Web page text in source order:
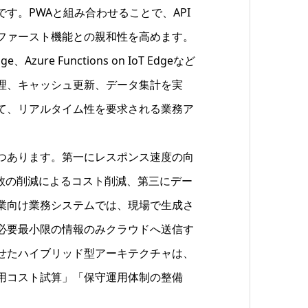
。PWAと組み合わせることで、API
ースト機能との親和性を高めます。
、Azure Functions on IoT Edgeなど
キャッシュ更新、データ集計を実
リアルタイム性を要求される業務ア
ります。第一にレスポンス速度の向
削減によるコスト削減、第三にデー
け業務システムでは、現場で生成さ
最小限の情報のみクラウドへ送信す
ハイブリッド型アーキテクチャは、
コスト試算」「保守運用体制の整備